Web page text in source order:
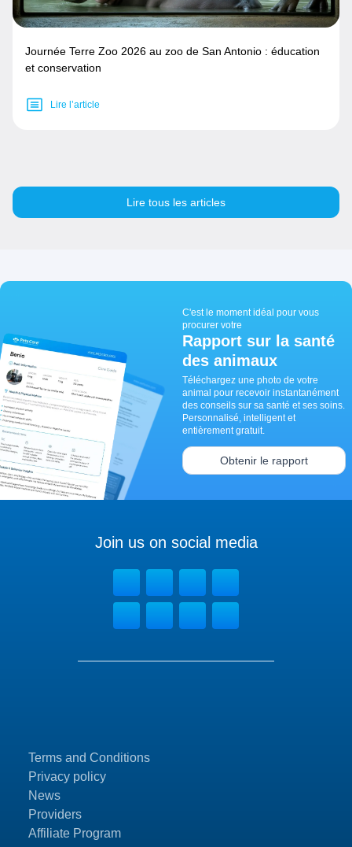
Journée Terre Zoo 2026 au zoo de San Antonio : éducation
et conservation
Lire l’article
Lire tous les articles
C'est le moment idéal pour vous
procurer votre
Rapport sur la santé
des animaux
Téléchargez une photo de votre
animal pour recevoir instantanément
des conseils sur sa santé et ses soins.
Personnalisé, intelligent et
entièrement gratuit.
Obtenir le rapport
Terms and Conditions
Privacy policy
News
Providers
Affiliate Program
Join us on social media